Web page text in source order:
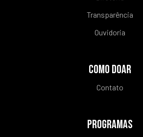
Transparência
Ouvidoria
COMO DOAR
Contato
PROGRAMAS